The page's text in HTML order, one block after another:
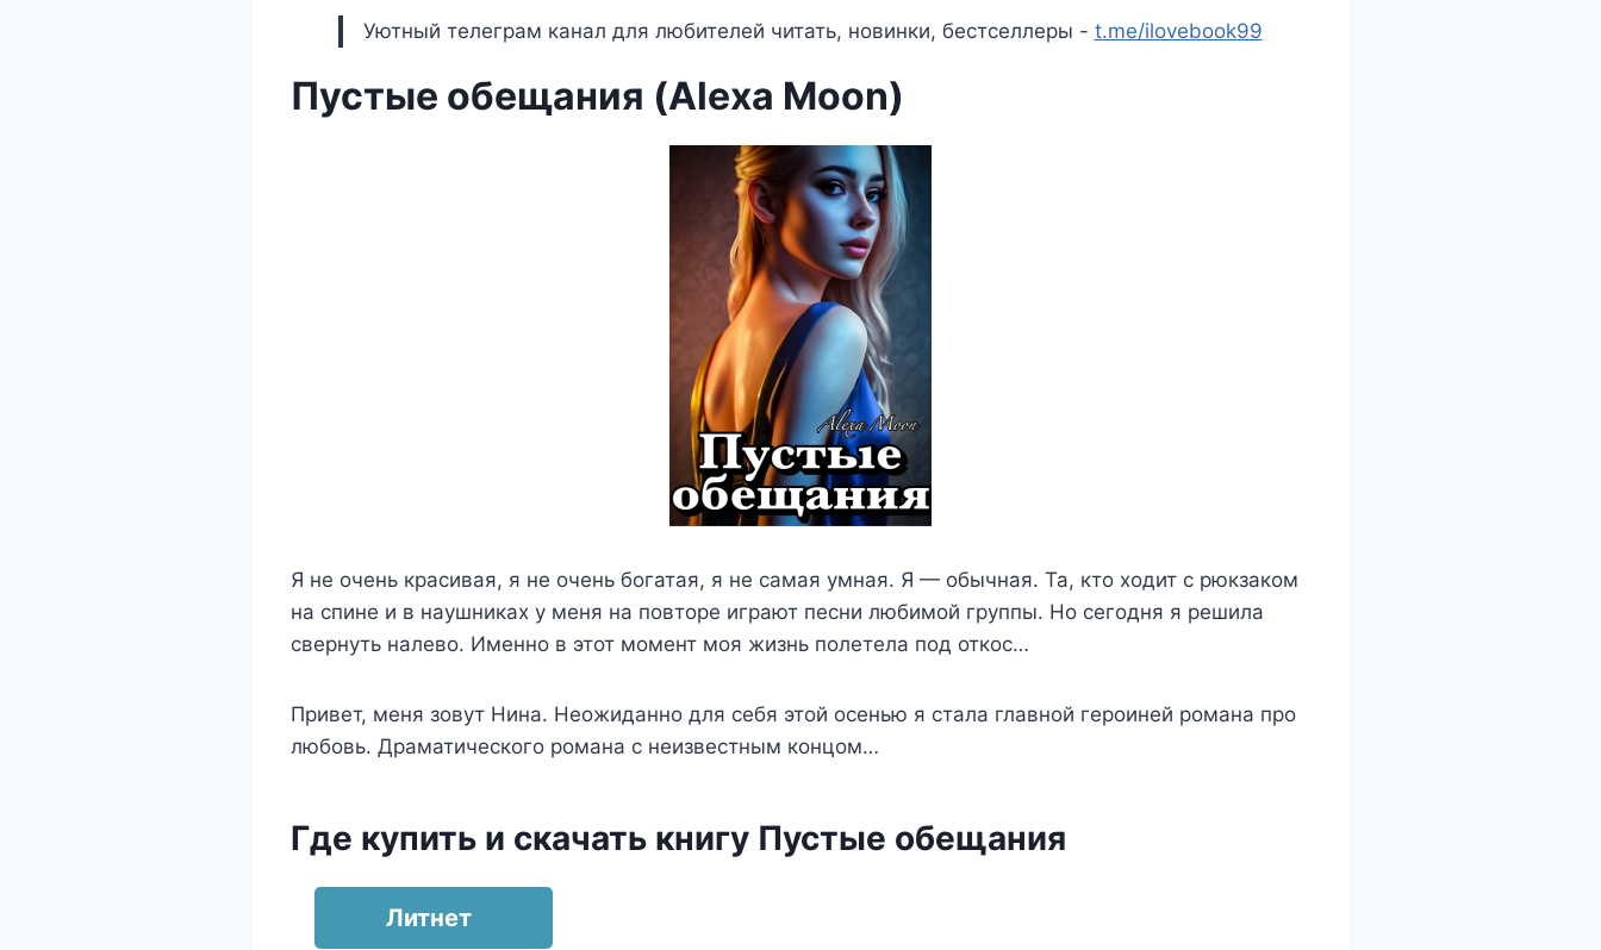
Уютный телеграм канал для любителей читать, новинки, бестселлеры - t.me/ilovebook99
Пустые обещания (Alexa Moon)
Я не очень красивая, я не очень богатая, я не самая умная. Я — обычная. Та, кто ходит с рюкзаком
на спине и в наушниках у меня на повторе играют песни любимой группы. Но сегодня я решила
свернуть налево. Именно в этот момент моя жизнь полетела под откос…
Привет, меня зовут Нина. Неожиданно для себя этой осенью я стала главной героиней романа про
любовь. Драматического романа с неизвестным концом…
Где купить и скачать книгу Пустые обещания
Литнет